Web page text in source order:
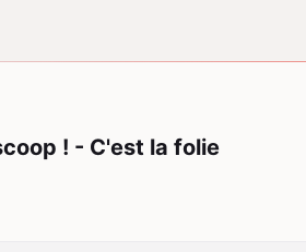
! - C'est la folie